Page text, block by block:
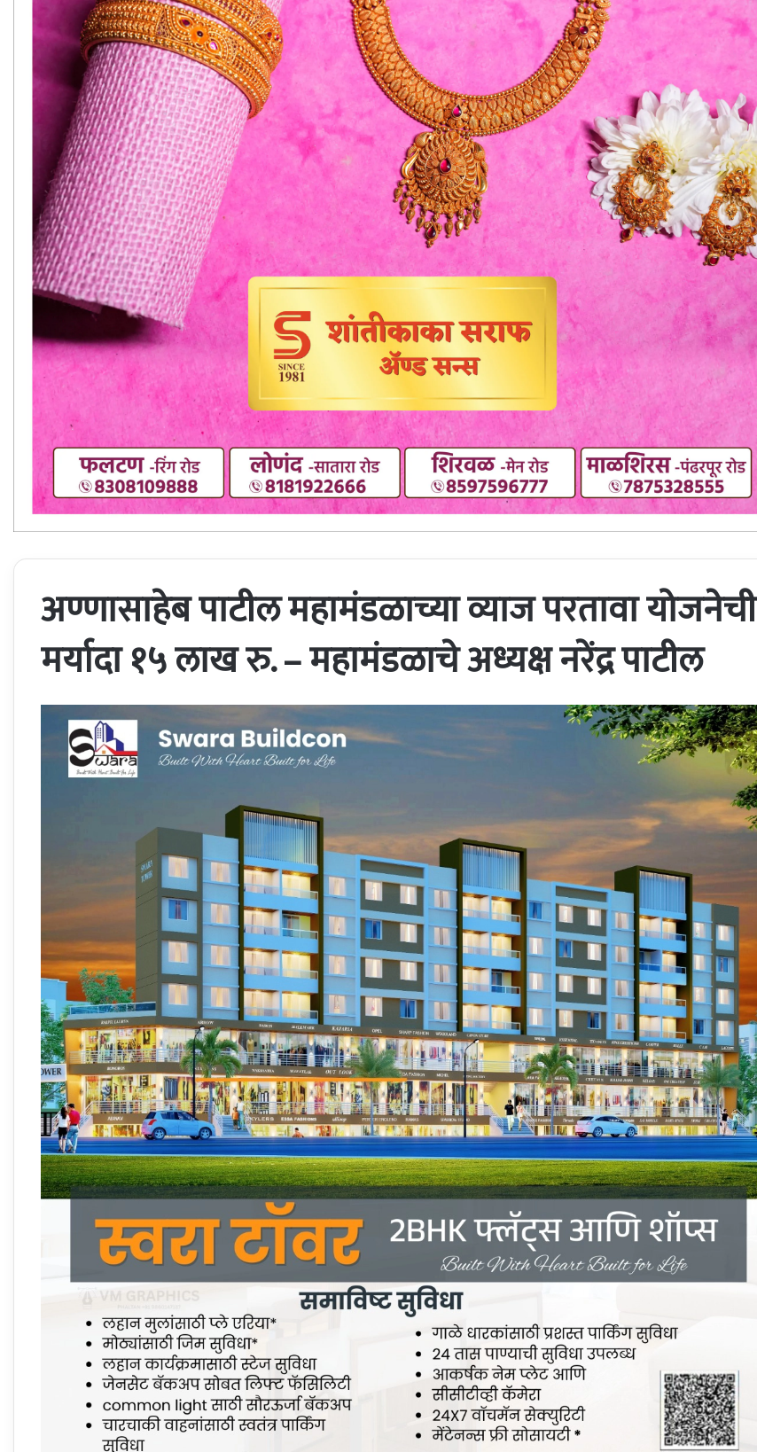
अण्णासाहेब पाटील महामंडळाच्या व्याज परतावा योजनेची
मर्यादा १५ लाख रु. – महामंडळाचे अध्यक्ष नरेंद्र पाटील